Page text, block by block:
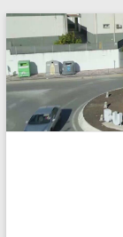
Saltar
al
contenido